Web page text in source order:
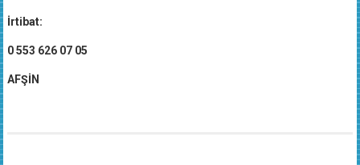
İrtibat:
0 553 626 07 05
AFŞİN